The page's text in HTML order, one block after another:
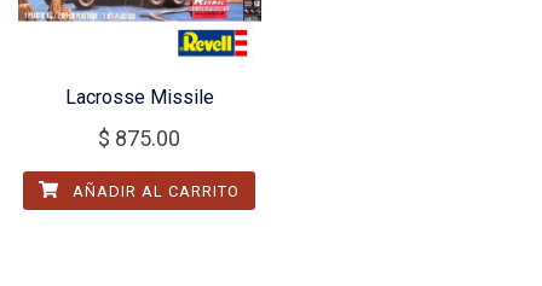
Lacrosse Missile
$ 875.00
AÑADIR AL CARRITO